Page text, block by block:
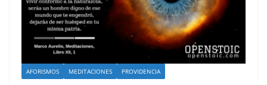
AFORISMOS MEDITACIONES PROVIDENCIA